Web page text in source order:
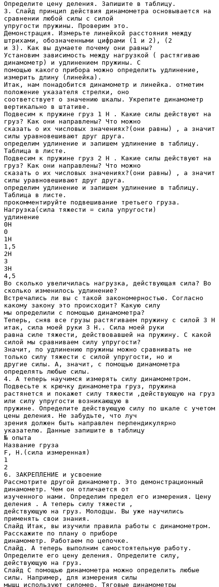
Определите цену деления. Запишите в таблицу.
3. Слайд принцип действия динамометра основывается на
сравнении любой силы с силой
упругости пружины. Проверим это.
Демонстрация. Измерьте линейкой расстояния между
штрихами, обозначенными цифрами (1 и 2), (2
и 3). Как вы думаете почему они равны?
Установим зависимость между нагрузкой ( растягиваю
динамометр) и удлинением пружины. С
помощью какого прибора можно определить удлинение,
измерить длину (линейка).
Итак, нам понадобится динамометр и линейка. отметим
положение указателя стрелки, оно
соответствует о значению шкалы. Укрепите динамометр
вертикально в штативе.
Подвесим к пружине груз 1 Н . Какие силы действуют на
груз? Как они направлены? Что можно
сказать о их числовых значениях?(они равны) , а значит
силы уравновешивают друг друга.
определим удлинение и запишем удлинение в таблицу.
Таблица в листе.
Подвесим к пружине груз 2 Н . Какие силы действуют на
груз? Как они направлены? Что можно
сказать о их числовых значениях?(они равны) , а значит
силы уравновешивают друг друга.
определим удлинение и запишем удлинение в таблицу.
Таблица в листе.
прокомментируйте подвешивание третьего груза.
Нагрузка(сила тяжести = сила упругости)
удлинение
0Н
0
1Н
1,5
2Н
3
3Н
4,5
Во сколько увеличилась нагрузка, действующая сила? Во
сколько изменилось удлинение?
Встречались ли вы с такой закономерностью. Согласно
какому закону это происходит? Какую силу
мы определили с помощью динамометра?
Теперь, сняв все грузы растягиваем пружину с силой 3 Н
итак, сила моей руки 3 Н.. Сила моей руки
равна силе тяжести, действовавшей на пружину. С какой
силой мы сравниваем силу упругости?
Значит, по удлинению пружины можно сравнивать не
только силу тяжести с силой упругости, но и
другие силы. А, значит, с помощью динамометра
определять любые силы.
4. А теперь научимся измерять силу динамометром.
Подвесьте к крючку динамометра груз, пружина
растянется и покажет силу тяжести ,действующую на груз
или силу упругости возникающую в
пружине. Определите действующую силу по шкале с учетом
цены деления. Не забудьте, что луч
зрения должен быть направлен перпендикулярно
указателю. Данные запишите в таблицу
№ опыта
Название груза
F, Н.(сила измеренная)
1
2
6. ЗАКРЕПЛЕНИЕ и усвоение
Рассмотрите другой динамометр. Это демонстрационный
динамометр. Чем он отличается от
изученного нами. Определим предел его измерения. Цену
деления . А теперь силу тяжести ,
действующую на груз. Молодцы. Вы уже научились
применять свои знания.
Слайд Итак, вы изучили правила работы с динамометром.
Расскажите по плану о приборе
динамометр. Работаем по цепочке.
Слайд. А теперь выполним самостоятельную работу.
Определите его цену деления. Определите силу,
действующую на груз.
Слайд С помощью динамометра можно определить любые
силы. Например, для измерения силы
мышц используют силомер. Тяговые динамометры